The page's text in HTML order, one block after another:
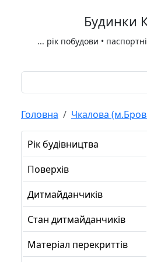
Будинки
... рік побудови •
Головна Чкалова
Рік будівництва
Поверхів
Дитмайданчиків
Стан дитмайданчиків
Матеріал перекриттів